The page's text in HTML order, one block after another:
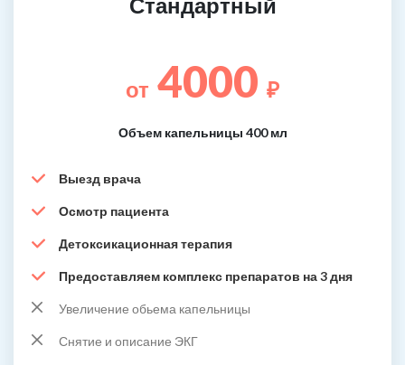
от 4000 ₽
Объем капельницы 400 мл
Выезд врача
Осмотр пациента
Детоксикационная терапия
Предоставляем комплекс препаратов на 3 дня
Увеличение обьема капельницы
Снятие и описание ЭКГ